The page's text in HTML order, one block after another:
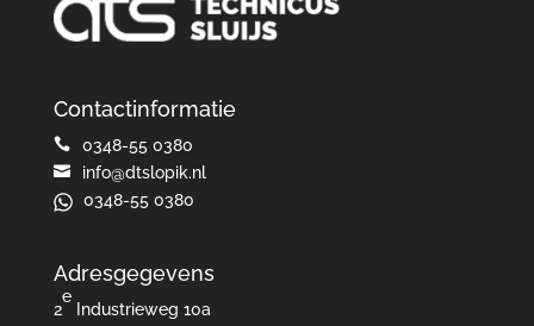
Contactinformatie
 0348-55 0380

info@dtslopik.nl
0348-55 0380
Adresgegevens
2
e
Industrieweg 10a